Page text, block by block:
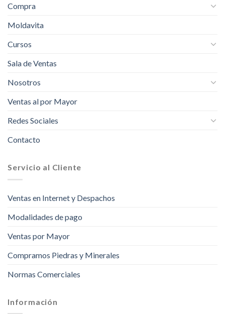
Compra
Moldavita
Cursos
Sala de Ventas
Nosotros
Ventas al por Mayor
Redes Sociales
Contacto
Servicio al Cliente
Ventas en Internet y Despachos
Modalidades de pago
Ventas por Mayor
Compramos Piedras y Minerales
Normas Comerciales
Información